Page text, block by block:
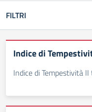
FILTRI
Indice di
Indice di Tempestività